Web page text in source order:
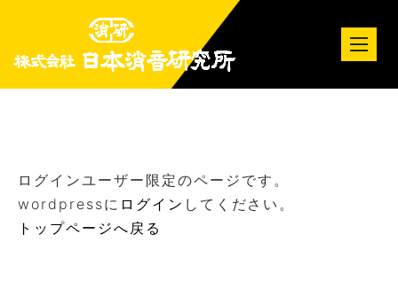
ログインユーザー限定のページです。
wordpressに ログイン してください。
トップページへ戻る